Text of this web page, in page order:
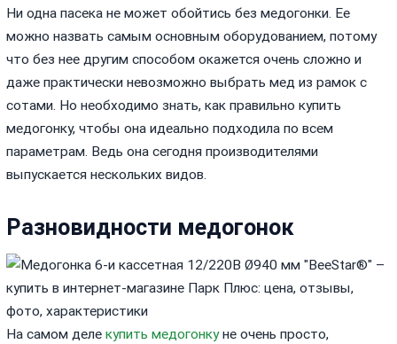
Ни одна пасека не может обойтись без медогонки. Ее
можно назвать самым основным оборудованием, потому
что без нее другим способом окажется очень сложно и
даже практически невозможно выбрать мед из рамок с
сотами. Но необходимо знать, как правильно купить
медогонку, чтобы она идеально подходила по всем
параметрам. Ведь она сегодня производителями
выпускается нескольких видов.
Разновидности медогонок
На самом делекупить медогонкуне очень просто,